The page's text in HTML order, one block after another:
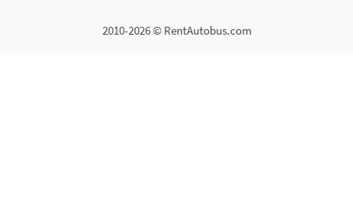
2010-2026 © RentAutobus.com